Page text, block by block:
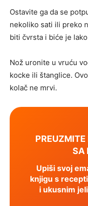
Ostavite ga da se
nekoliko sati ili preko
biti čvrsta i biće je
Nož uronite u vruću
kocke ili štanglice.
kolač ne mrvi.
SA
Upiši svoj
knjigu s
i ukusnim